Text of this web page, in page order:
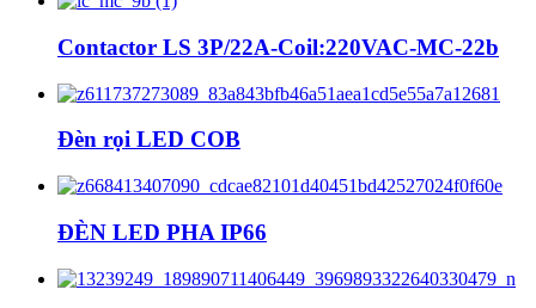
Contactor LS 3P/22A-Coil:220VAC-MC-22b
Đèn rọi LED COB
ĐÈN LED PHA IP66